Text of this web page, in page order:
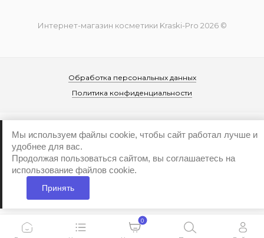
Интернет-магазин косметики Kraski-Pro 2026 ©
Обработка персональных данных
Политика конфиденциальности
Мы используем файлы cookie, чтобы сайт работал лучше и
удобнее для вас.
Продолжая пользоваться сайтом, вы соглашаетесь на
использование файлов cookie.
Принять
0